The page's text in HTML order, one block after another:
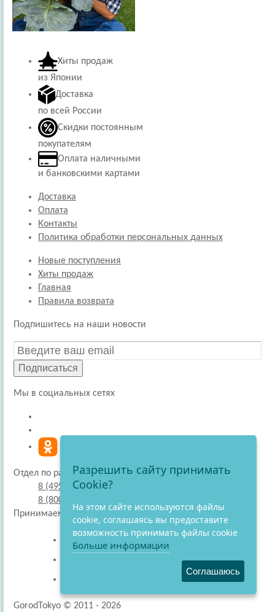
Хиты продаж
из Японии
Доставка
по всей России
Скидки постоянным
покупателям
Оплата наличными
и банковскими картами
Доставка
Оплата
Контакты
Политика обработки персональных данных
Новые поступления
Хиты продаж
Главная
Правила возврата
Подпишитесь на наши новости
Подписаться
Мы в социальных сетях
Отдел по работе с покупателями
8 (495) 220-51-30
8 (800) 707-27-19
Принимаем к оплате
GorodTokyo © 2011 - 2026
Разрешить сайту принимать
Cookie?
На этом сайте используются файлы
cookie, соглашаясь вы предоставите
возможность принимать файлы cookie
Больше информации
Соглашаюсь